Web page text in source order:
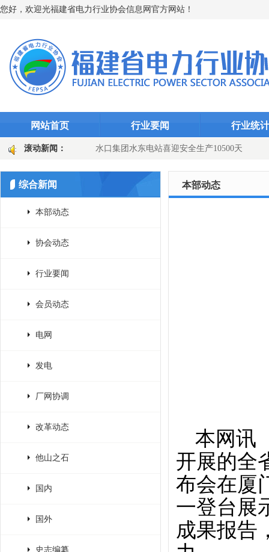
您好，欢迎光福建省电力行业协会信息网官方网站！
网站首页 行业要闻 行业统计
滚动新闻：
智能防线”（图文) 水口集团水东电站喜迎安全生产10500天
国网长汀县供电公司：主变换“心”提质效 乡镇电网添动能（图文
综合新闻
本部动态
协会动态
行业要闻
会员动态
电网
发电
厂网协调
改革动态
他山之石
国内
国外
史志编纂
本部动态
本网讯
开展的全
布会在厦
一登台展
成果报告